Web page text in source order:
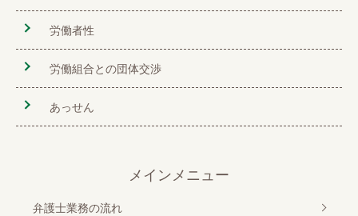
労働者性
労働組合との団体交渉
あっせん
メインメニュー
弁護士業務の流れ